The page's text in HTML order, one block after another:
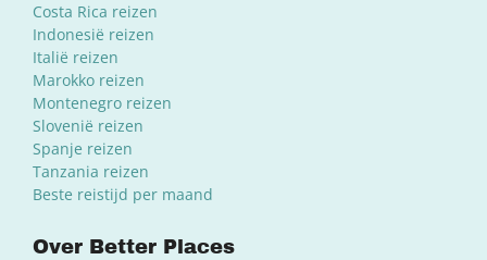
Costa Rica reizen
Indonesië reizen
Italië reizen
Marokko reizen
Montenegro reizen
Slovenië reizen
Spanje reizen
Tanzania reizen
Beste reistijd per maand
Over Better Places